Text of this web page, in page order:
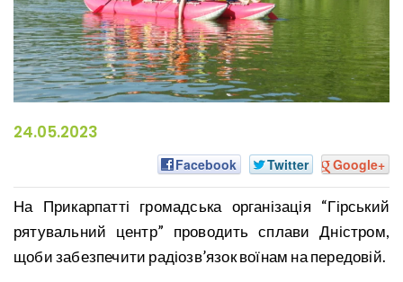
24.05.2023
Facebook Twitter Google+
На Прикарпатті громадська організація “Гірський
рятувальний центр” проводить сплави Дністром,
щоби забезпечити радіозв’язок воїнам на передовій.